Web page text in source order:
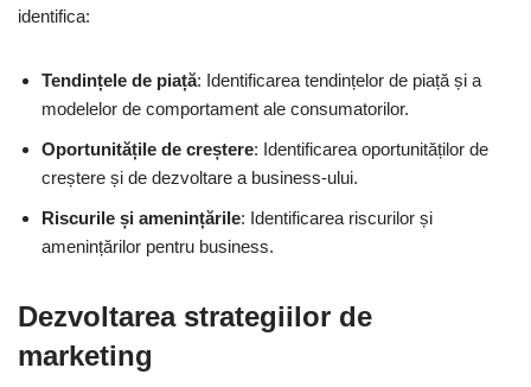
identifica:
Tendințele de piață: Identificarea tendințelor de piață și a
modelelor de comportament ale consumatorilor.
Oportunitățile de creștere: Identificarea oportunităților de
creștere și de dezvoltare a business-ului.
Riscurile și amenințările: Identificarea riscurilor și
amenințărilor pentru business.
Dezvoltarea strategiilor de
marketing